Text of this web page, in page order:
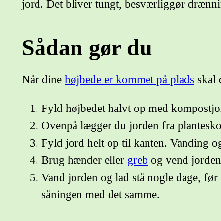
jord. Det bliver tungt, besværliggør
Sådan gør du
Når dine højbede er kommet på plads skal
Fyld højbedet halvt op med
Ovenpå lægger du jorden fra
Fyld jord helt op til kanten. Vanding
Brug hænder eller greb og vend
Vand jorden og lad stå nogle dage,
såningen med det samme.